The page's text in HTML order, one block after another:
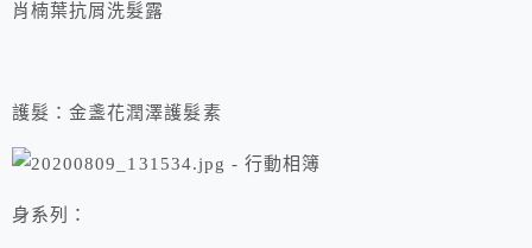
肖楠葉抗屑洗髮露
護髮：⾦盞花潤澤護髮素
身系列：